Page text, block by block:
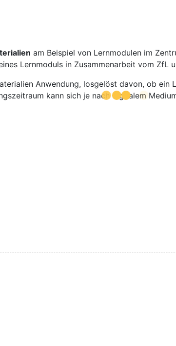
am Beispiel von Lernmodulen im
Lernmoduls in Zusammenarbeit vom ZfL
Anwendung, losgelöst davon, ob
kann sich je nach digitalem